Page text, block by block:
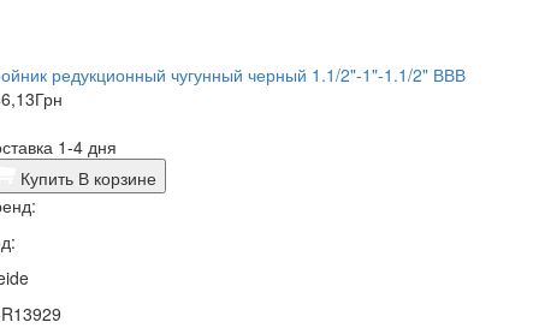
редукционный чугунный черный 1.1/2"-1"-1.1/2" ВВВ
Грн
1-4 дня
Купить В корзине